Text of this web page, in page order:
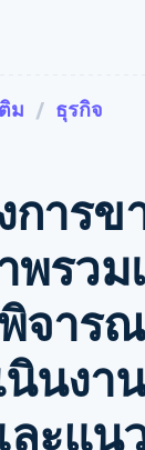
รายรับ
แบบแผนล่วง
หน้า
Metronome
การเรียกเก็บ
ใช้งาน
การชำระเงิน
ตามรอบบิล
การจัดการ
การชำระเงิน
ตามรอบบิล
Invoicing
ครั้งเดียวหรือ
ตามแบบแผน
ขั้น
กรณีใช้งาน
ค้าแบบใช้เอเจนต์
มเมิร์ซ
การทางการเงินที่ผสาน
ในตัว
ทำงานอัตโนมัติด้าน
กิจทั่วโลก
สารประกอบ
รารีและ SDK
Apps
การชำระเงินออนไลน์
งใช้งานการชำระเ
ร็จรูป
ร์เก็ตเพลส
นรู้
รสนับสนุน
การสนับสนุน
กเกจการสนับสนุนที่ได้
ารจัดการ
ารเฉพาะทาง
ม ธุรกิจ
การข
พรวม
จาร
นินงา
ะแน